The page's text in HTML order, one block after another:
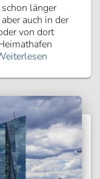
länger
auch in der
von dort